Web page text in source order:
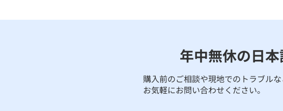
年中無休の日
購入前のご相談や現地でのトラブル
お気軽にお問い合わせください。